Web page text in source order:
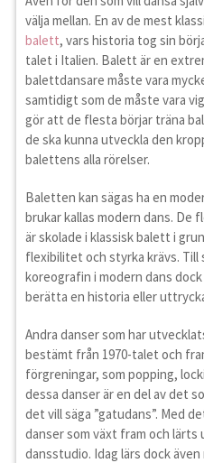
välja mellan. En av de mest
balett, vars historia tog sin
talet i Italien. Balett är en
balettdansare måste vara
samtidigt som de måste vara
gör att de flesta börjar träna
de ska kunna utveckla den
balettens alla rörelser.
Baletten kan sägas ha en
brukar kallas modern dans. De
är skolade i klassisk balett i
flexibilitet och styrka krävs. Till
koreografin i modern dans
berätta en historia eller
Andra danser som har
bestämt från 1970-talet och
förgreningar, som popping,
dessa danser är en del av det
det vill säga ”gatudans”. Med
danser som växt fram och lärts
dansstudio. Idag lärs dock